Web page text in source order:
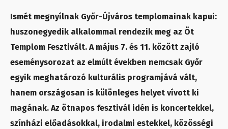
Ismét megnyílnak Győr-Újváros templomainak kapui:
huszonegyedik alkalommal rendezik meg az Öt
Templom Fesztivált. A május 7. és 11. között zajló
eseménysorozat az elmúlt években nemcsak Győr
egyik meghatározó kulturális programjává vált,
hanem országosan is különleges helyet vívott ki
magának. Az ötnapos fesztivál idén is koncertekkel,
színházi előadásokkal, irodalmi estekkel, közösségi